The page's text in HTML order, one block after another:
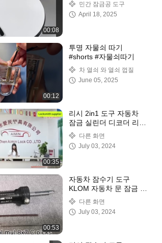
00:08
민간 잠금공 도구
April 18, 2025
00:12
투명 자물쇠 따기
#shorts #자물쇠따기
차 열쇠 와 열쇠 껍질
June 05, 2025
00:35
리시 2in1 도구 자동차
잠금 실린더 디코더 리더
잠금공 픽링 도구
다른 화면
July 03, 2024
00:53
자동차 잠수기 도구
KLOM 자동차 문 잠금 픽
2pcs 픽 세트
다른 화면
July 03, 2024